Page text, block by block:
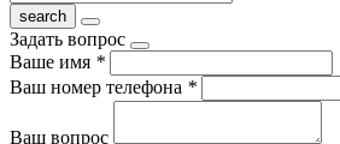
Задать вопрос
Ваше имя *
Ваш номер телефона *
Ваш вопрос